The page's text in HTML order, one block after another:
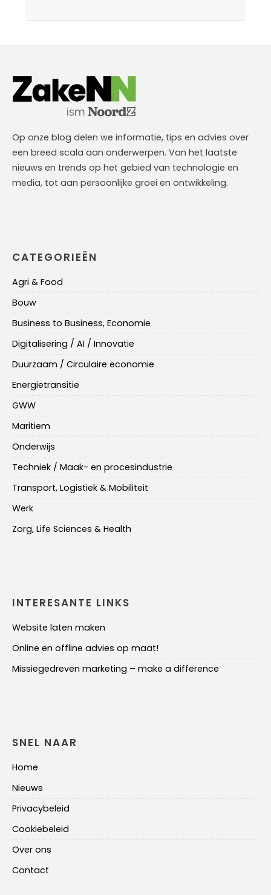
Op onze blog delen we informatie, tips en advies over
een breed scala aan onderwerpen. Van het laatste
nieuws en trends op het gebied van technologie en
media, tot aan persoonlijke groei en ontwikkeling.
CATEGORIEËN
Agri & Food
Bouw
Business to Business, Economie
Digitalisering / AI / Innovatie
Duurzaam / Circulaire economie
Energietransitie
GWW
Maritiem
Onderwijs
Techniek / Maak- en procesindustrie
Transport, Logistiek & Mobiliteit
Werk
Zorg, Life Sciences & Health
INTERESANTE LINKS
Website laten maken
Online en offline advies op maat!
Missiegedreven marketing – make a difference
SNEL NAAR
Home
Nieuws
Privacybeleid
Cookiebeleid
Over ons
Contact